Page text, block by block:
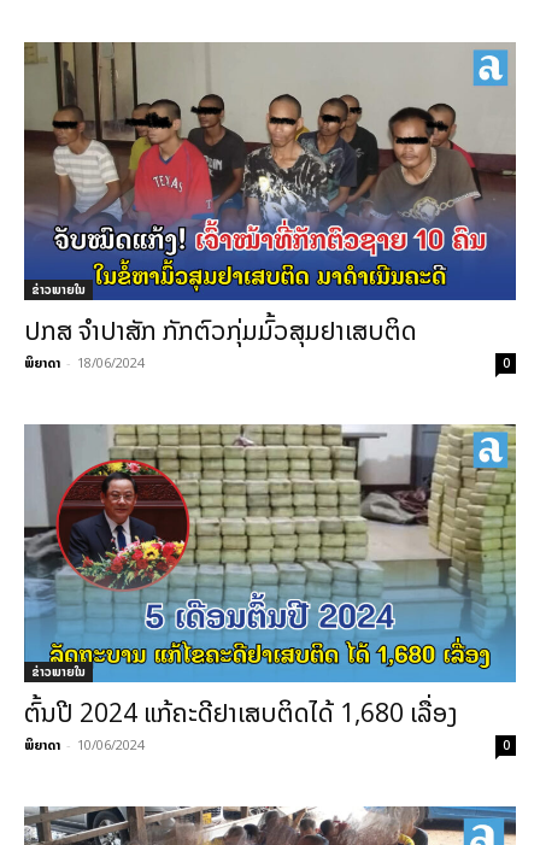
ຂ່າວພາຍ​ໃນ
ປກສ ຈຳປາສັກ ກັກຕົວກຸ່ມມົ້ວສຸມຢາເສບຕິດ
ພິຍາດາ - 18/06/2024 0
ຂ່າວພາຍ​ໃນ
ຕົ້ນປີ 2024 ແກ້ຄະດີຢາເສບຕິດໄດ້ 1,680 ເລື່ອງ
ພິຍາດາ - 10/06/2024 0